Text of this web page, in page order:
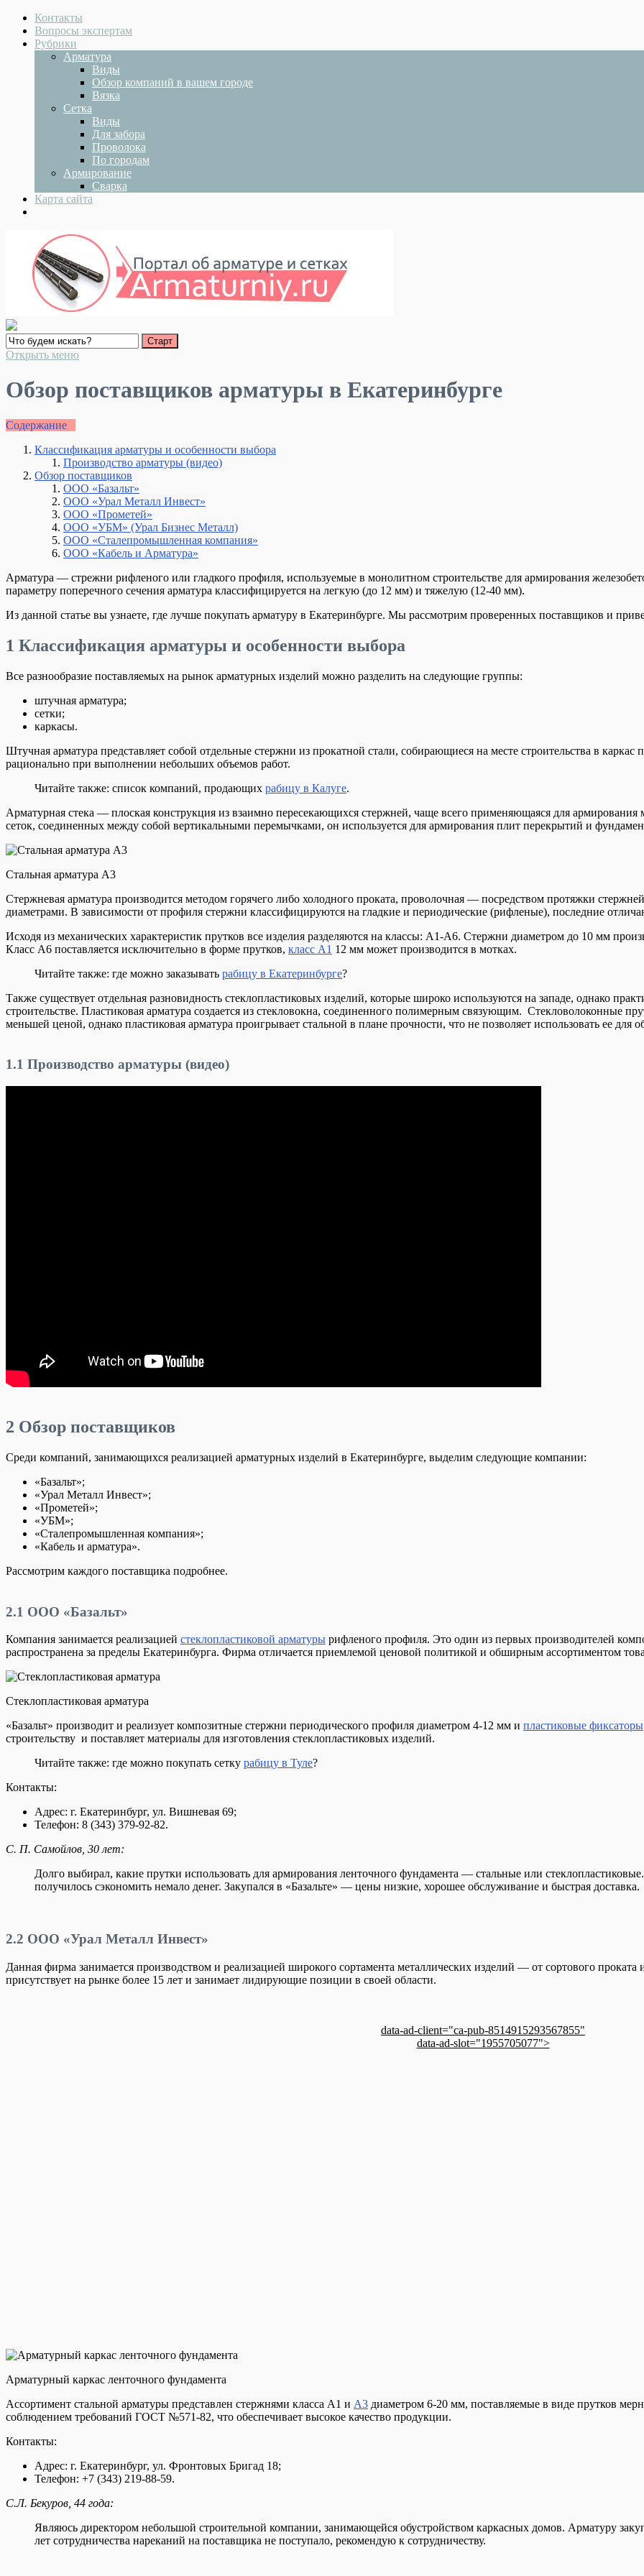
Контакты
Вопросы экспертам
Рубрики
Арматура
Виды
Обзор компаний в вашем городе
Вязка
Сетка
Виды
Для забора
Проволока
По городам
Армирование
Сварка
Карта сайта
Открыть меню
Обзор поставщиков арматуры в Екатеринбурге
Содержание
Классификация арматуры и особенности выбора
Производство арматуры (видео)
Обзор поставщиков
ООО «Базальт»
ООО «Урал Металл Инвест»
ООО «Прометей»
ООО «УБМ» (Урал Бизнес Металл)
ООО «Сталепромышленная компания»
ООО «Кабель и Арматура»
Арматура — стрежни рифленого или гладкого профиля, используемые в монолитном строительстве для армирования
параметру поперечного сечения арматура классифицируется на легкую (до 12 мм) и тяжелую (12-40 мм).
Из данной статье вы узнаете, где лучше покупать арматуру в Екатеринбурге. Мы рассмотрим проверенных поставщиков и
1 Классификация арматуры и особенности выбора
Все разнообразие поставляемых на рынок арматурных изделий можно разделить на следующие группы:
штучная арматура;
сетки;
каркасы.
Штучная арматура представляет собой отдельные стержни из прокатной стали, собирающиеся на месте строительства в каркас
рационально при выполнении небольших объемов работ.
Читайте также: список компаний, продающих рабицу в Калуге.
Арматурная стека — плоская конструкция из взаимно пересекающихся стержней, чаще всего применяющаяся для
сеток, соединенных между собой вертикальными перемычками, он используется для армирования плит перекрытий и
Стальная арматура А3
Стержневая арматура производится методом горячего либо холодного проката, проволочная — посредством протяжки
диаметрами. В зависимости от профиля стержни классифицируются на гладкие и периодические (рифленые), последние
Исходя из механических характеристик прутков все изделия разделяются на классы: А1-А6. Стержни диаметром до 10 мм
Класс А6 поставляется исключительно в форме прутков, класс А1 12 мм может производится в мотках.
Читайте также: где можно заказывать рабицу в Екатеринбурге?
Также существует отдельная разновидность стеклопластиковых изделий, которые широко используются на западе, однако
строительстве. Пластиковая арматура создается из стекловокна, соединенного полимерным связующим. Стекловолоконные
меньшей ценой, однако пластиковая арматура проигрывает стальной в плане прочности, что не позволяет использовать ее для
1.1 Производство арматуры (видео)
2 Обзор поставщиков
Среди компаний, занимающихся реализацией арматурных изделий в Екатеринбурге, выделим следующие компании:
«Базальт»;
«Урал Металл Инвест»;
«Прометей»;
«УБМ»;
«Сталепромышленная компания»;
«Кабель и арматура».
Рассмотрим каждого поставщика подробнее.
2.1 ООО «Базальт»
Компания занимается реализацией стеклопластиковой арматуры рифленого профиля. Это один из первых производителей
распространена за пределы Екатеринбурга. Фирма отличается приемлемой ценовой политикой и обширным ассортиментом
Стеклопластиковая арматура
«Базальт» производит и реализует композитные стержни периодического профиля диаметром 4-12 мм и пластиковые фиксаторы
строительству и поставляет материалы для изготовления стеклопластиковых изделий.
Читайте также: где можно покупать сетку рабицу в Туле?
Контакты:
Адрес: г. Екатеринбург, ул. Вишневая 69;
Телефон: 8 (343) 379-92-82.
С. П. Самойлов, 30 лет:
Долго выбирал, какие прутки использовать для армирования ленточного фундамента — стальные или
получилось сэкономить немало денег. Закупался в «Базальте» — цены низкие, хорошее обслуживание и быстрая доставка.
2.2 ООО «Урал Металл Инвест»
Данная фирма занимается производством и реализацией широкого сортамента металлических изделий — от сортового
присутствует на рынке более 15 лет и занимает лидирующие позиции в своей области.
data-ad-client="ca-pub-8514915293567855"
data-ad-slot="1955705077">
Арматурный каркас ленточного фундамента
Ассортимент стальной арматуры представлен стержнями класса А1 и А3 диаметром 6-20 мм, поставляемые в виде прутков
соблюдением требований ГОСТ №571-82, что обеспечивает высокое качество продукции.
Контакты:
Адрес: г. Екатеринбург, ул. Фронтовых Бригад 18;
Телефон: +7 (343) 219-88-59.
С.Л. Бекуров, 44 года:
Являюсь директором небольшой строительной компании, занимающейся обустройством каркасных домов. Арматуру
лет сотрудничества нареканий на поставщика не поступало, рекомендую к сотрудничеству.